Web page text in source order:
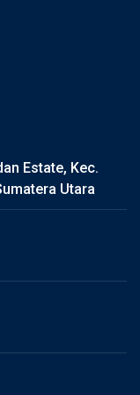
Estate, Kec.
Utara